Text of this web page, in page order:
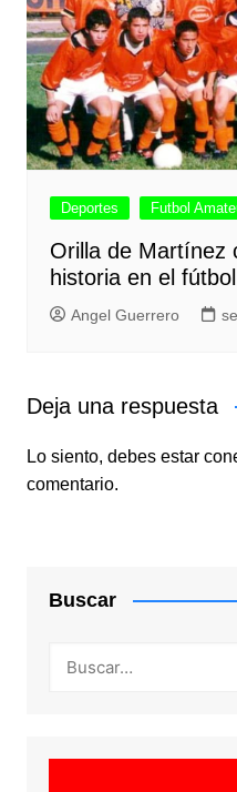
Deportes Futbol
Orilla de Martínez
historia en el
Angel Guerrero
Deja una respuesta
Lo siento, debes estar
comentario.
Buscar